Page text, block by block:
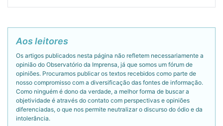
Aos leitores
Os artigos publicados nesta página não refletem necessariamente a
opinião do Observatório da Imprensa, já que somos um fórum de
opiniões. Procuramos publicar os textos recebidos como parte de
nosso compromisso com a diversificação das fontes de informação.
Como ninguém é dono da verdade, a melhor forma de buscar a
objetividade é através do contato com perspectivas e opiniões
diferenciadas, o que nos permite neutralizar o discurso do ódio e da
intolerância.